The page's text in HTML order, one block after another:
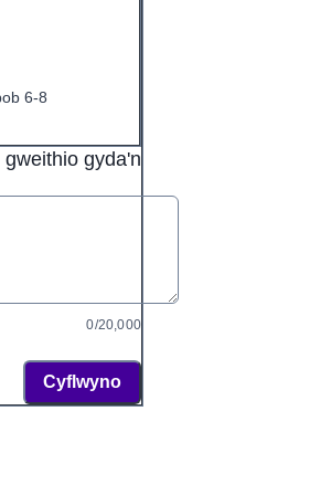
6-8
gyda'n
0/20,000
Cyflwyno